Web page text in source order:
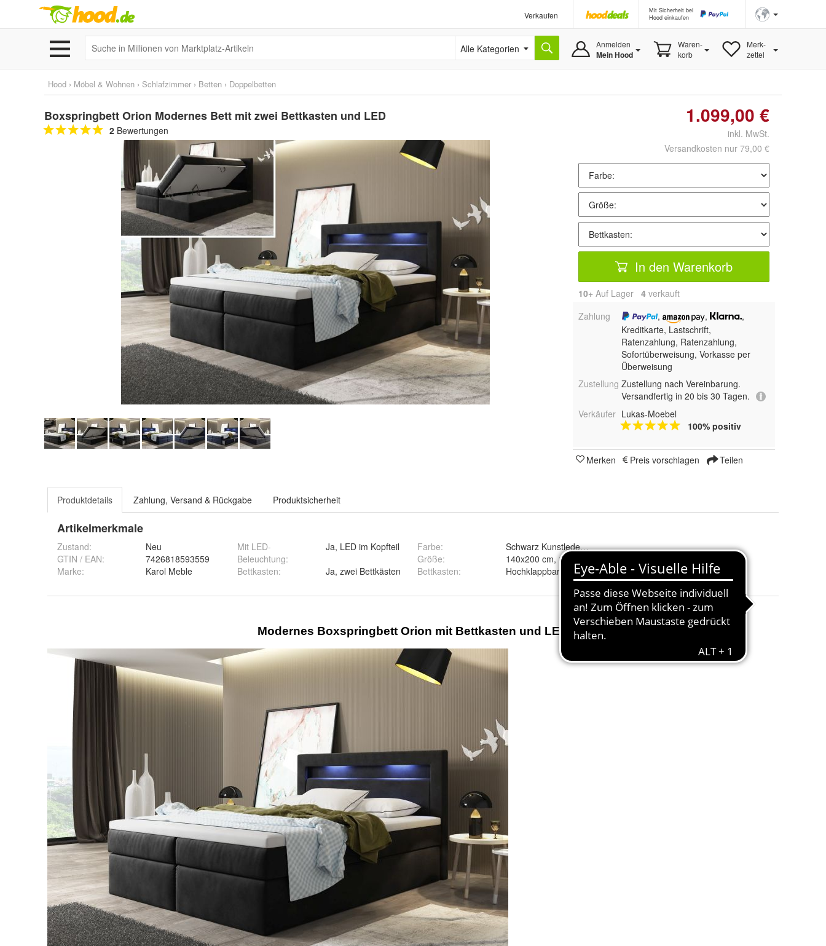
Verkaufen
Mit Sicherheit bei
Hood einkaufen
Alle Kategorien Anmelden
Mein Hood
Waren-
korb
Merk-
zettel
Hood › Möbel & Wohnen › Schlafzimmer › Betten › Doppelbetten
Boxspringbett Orion Modernes Bett mit zwei Bettkasten und LED
2 Bewertungen
1.099,00 €
inkl. MwSt.
Versandkosten nur 79,00 €
In den Warenkorb
10+ Auf Lager 4 verkauft
Zahlung
, ,
,
Kreditkarte, Lastschrift,
Ratenzahlung, Ratenzahlung,
Sofortüberweisung, Vorkasse per
Überweisung
Zustellung Zustellung nach Vereinbarung.
Versandfertig in 20 bis 30 Tagen.
Verkäufer Lukas-Moebel
100% positiv
Merken Preis vorschlagen Teilen
Produktdetails Zahlung, Versand & Rückgabe Produktsicherheit
Artikelmerkmale
Zustand:
Neu
GTIN / EAN:
7426818593559
Marke:
Karol Meble
Mit LED-
Beleuchtung:
Ja, LED im Kopfteil
Bettkasten: Ja, zwei Bettkästen
Farbe:
Schwarz Kunstleder, Weiß Kunstleder, Velvet 1, Velvet 2, Velvet 3, Velvet 4,
Größe:
Bettkasten: